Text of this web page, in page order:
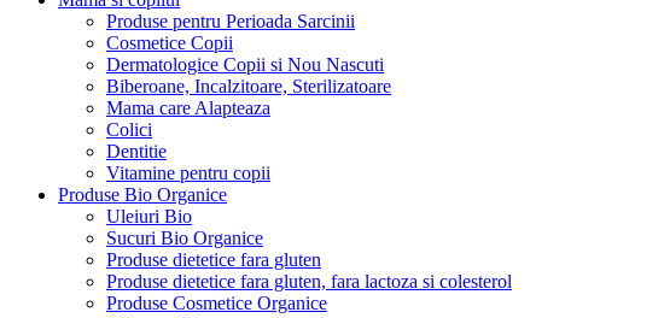
Produse pentru Perioada Sarcinii
Cosmetice Copii
Dermatologice Copii si Nou Nascuti
Biberoane, Incalzitoare, Sterilizatoare
Mama care Alapteaza
Colici
Dentitie
Vitamine pentru copii
Produse Bio Organice
Uleiuri Bio
Sucuri Bio Organice
Produse dietetice fara gluten
Produse dietetice fara gluten, fara lactoza si colesterol
Produse Cosmetice Organice